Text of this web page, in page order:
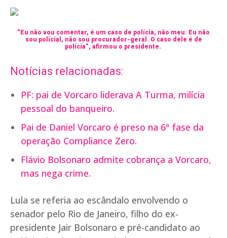
“Eu não vou comentar, é um caso de polícia, não meu. Eu não
sou policial, não sou procurador-geral. O caso dele é de
polícia”, afirmou o presidente.
Notícias relacionadas:
PF: pai de Vorcaro liderava A Turma, milícia
pessoal do banqueiro.
Pai de Daniel Vorcaro é preso na 6ª fase da
operação Compliance Zero.
Flávio Bolsonaro admite cobrança a Vorcaro,
mas nega crime.
Lula se referia ao escândalo envolvendo o
senador pelo Rio de Janeiro, filho do ex-
presidente Jair Bolsonaro e pré-candidato ao